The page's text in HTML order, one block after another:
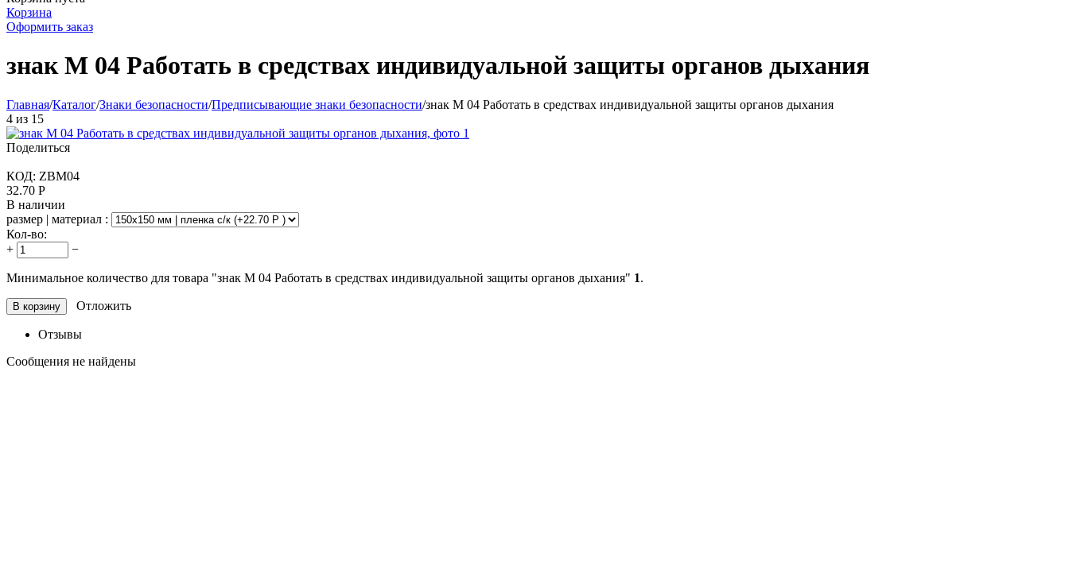
Корзина
Оформить заказ
знак М 04 Работать в средствах индивидуальной защиты органов дыхания
Главная/Каталог/Знаки безопасности/Предписывающие знаки безопасности/знак М 04 Работать в средствах индивидуальной защиты органов дыхания
4 из 15
Поделиться
КОД: ZBM04
32.70 Р
В наличии
размер | материал :
Кол-во:
+
−
Минимальное количество для товара "знак М 04 Работать в средствах индивидуальной защиты органов дыхания" 1.
В корзину Отложить
Отзывы
Сообщения не найдены